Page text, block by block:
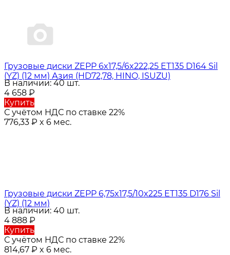
Грузовые диски ZEPP 6x17,5/6x222,25 ET135 D164 Sil
(YZ) (12 мм) Азия (HD72,78, HINO, ISUZU)
В наличии: 40 шт.
4 658 ₽
Купить
С учётом НДС по ставке 22%
776,33 ₽ x 6 мес.
Грузовые диски ZEPP 6,75x17,5/10x225 ET135 D176 Sil
(YZ) (12 мм)
В наличии: 40 шт.
4 888 ₽
Купить
С учётом НДС по ставке 22%
814,67 ₽ x 6 мес.